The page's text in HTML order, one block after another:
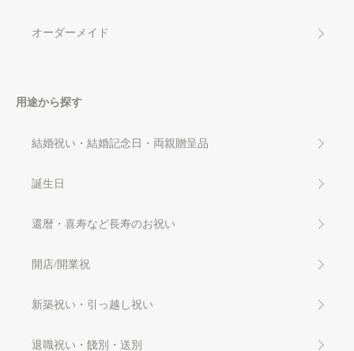
オーダーメイド
用途から探す
結婚祝い・結婚記念日・両親贈呈品
誕生日
還暦・喜寿など長寿のお祝い
開店/開業祝
新築祝い・引っ越し祝い
退職祝い・餞別・送別